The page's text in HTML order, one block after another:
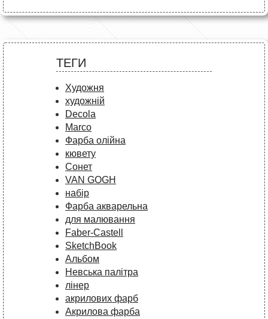
ТЕГИ
Художня
художній
Decola
Marco
Фарба олійна
кювету
Сонет
VAN GOGH
набір
Фарба акварельна
для малювання
Faber-Castell
SketchBook
Альбом
Невська палітра
лінер
акрилових фарб
Акрилова фарба